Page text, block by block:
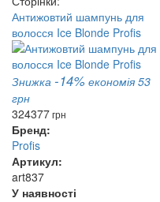
Антижовтий шампунь для
волосся Ice Blonde Profis
Знижка -14% економія 53
грн
324377грн
Бренд:
Profis
Артикул:
art837
У наявності